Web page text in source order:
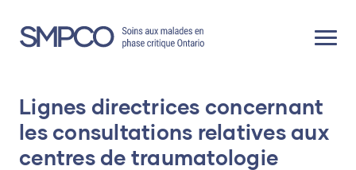
content
Lignes directrices concernant
les consultations relatives aux
centres de traumatologie